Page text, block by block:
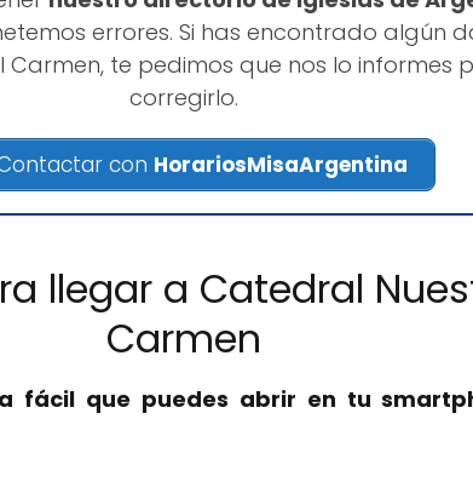
errores. Si has encontrado algún
Carmen, te pedimos que nos lo informes
corregirlo.
con HorariosMisaArgentina
llegar a Catedral
Carmen
fácil que puedes abrir en tu